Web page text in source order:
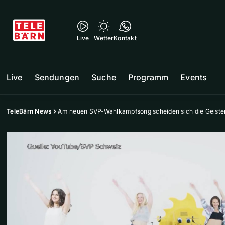
Live WetterKontakt
Live Sendungen Suche Programm Events
TeleBärn News Am neuen SVP-Wahlkampfsong scheiden sich die